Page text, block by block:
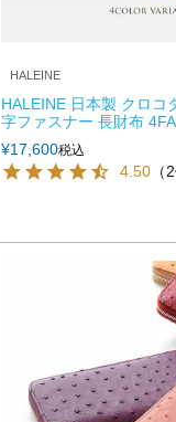
HALEINE
HALEINE 日本製 クロコ
字ファスナー 長財布 4FA
¥17,600税込
4.50 （